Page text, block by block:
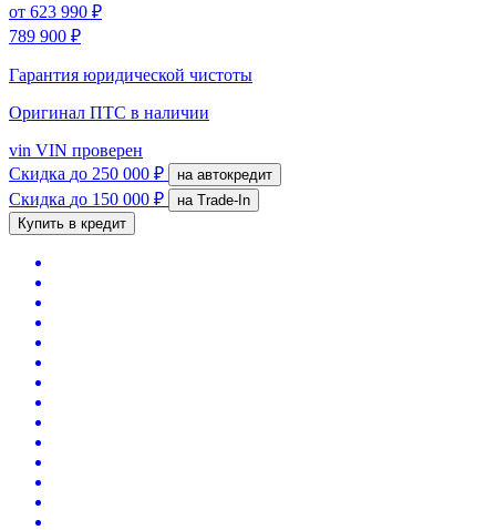
от 623 990 ₽
789 900 ₽
Гарантия юридической чистоты
Оригинал ПТС в наличии
vin VIN проверен
Скидка до 250 000 ₽ на автокредит
Скидка до 150 000 ₽
на Trade-In
Купить в кредит